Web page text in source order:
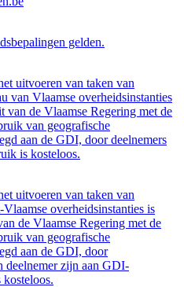
gelden.
uitvoeren van taken van
van Vlaamse overheidsinstanties
van de Vlaamse Regering met de
van geografische
aan de GDI, door deelnemers
is kosteloos.
uitvoeren van taken van
overheidsinstanties is
de Vlaamse Regering met de
van geografische
aan de GDI, door
deelnemer zijn aan GDI-